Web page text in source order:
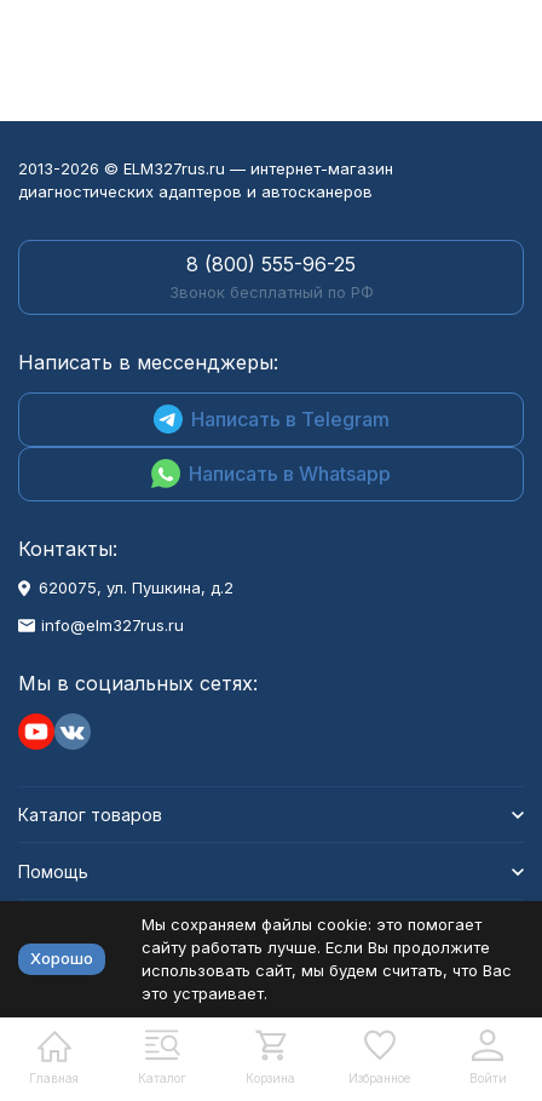
Главная Каталог Корзина Избранное Войти
2013-2026 © ELM327rus.ru — интернет-магазин
диагностических адаптеров и автосканеров
8 (800) 555-96-25
Звонок бесплатный по РФ
Написать в мессенджеры:
Написать в Telegram
Написать в Whatsapp
Контакты:
620075, ул. Пушкина, д.2
info@elm327rus.ru
Мы в социальных сетях:
Каталог товаров
Помощь
Политика персональных данных
Разработано в bodysite.ru
Хорошо
Мы сохраняем файлы cookie: это помогает
сайту работать лучше. Если Вы продолжите
использовать сайт, мы будем считать, что Вас
это устраивает.